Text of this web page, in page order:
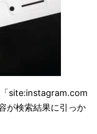
site:instagram.com
が検索結果に引っか